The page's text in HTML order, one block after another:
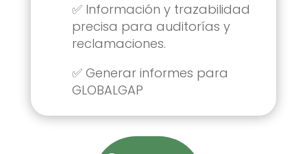
✅ Información y trazabilidad
precisa para auditorías y
reclamaciones.
✅ Generar informes para
GLOBALGAP